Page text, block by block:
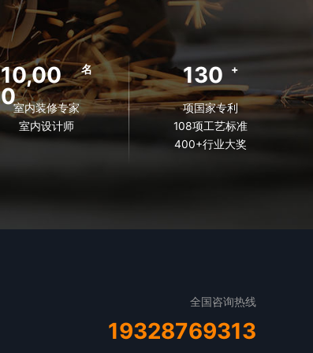
10,00
0
名
室内装修专家
室内设计师
130 +
项国家专利
108项工艺标准
400+行业大奖
全国咨询热线
19328769313